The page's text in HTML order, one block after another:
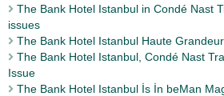
The Bank Hotel Istanbul in Condé Nast
issues
The Bank Hotel Istanbul Haute
The Bank Hotel Istanbul, Condé Nast
Issue
The Bank Hotel Istanbul İs İn beMan